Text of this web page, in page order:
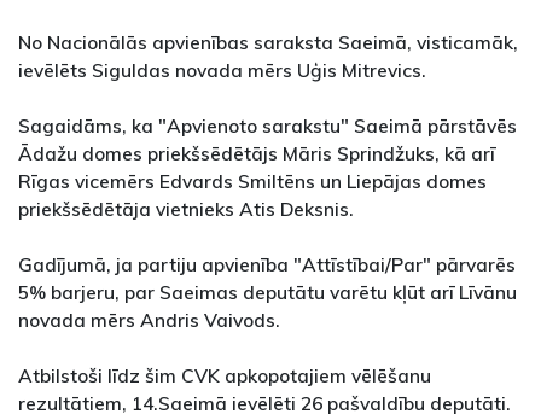
No Nacionālās apvienības saraksta Saeimā, visticamāk,
ievēlēts Siguldas novada mērs Uģis Mitrevics.
Sagaidāms, ka "Apvienoto sarakstu" Saeimā pārstāvēs
Ādažu domes priekšsēdētājs Māris Sprindžuks, kā arī
Rīgas vicemērs Edvards Smiltēns un Liepājas domes
priekšsēdētāja vietnieks Atis Deksnis.
Gadījumā, ja partiju apvienība "Attīstībai/Par" pārvarēs
5% barjeru, par Saeimas deputātu varētu kļūt arī Līvānu
novada mērs Andris Vaivods.
Atbilstoši līdz šim CVK apkopotajiem vēlēšanu
rezultātiem, 14.Saeimā ievēlēti 26 pašvaldību deputāti.